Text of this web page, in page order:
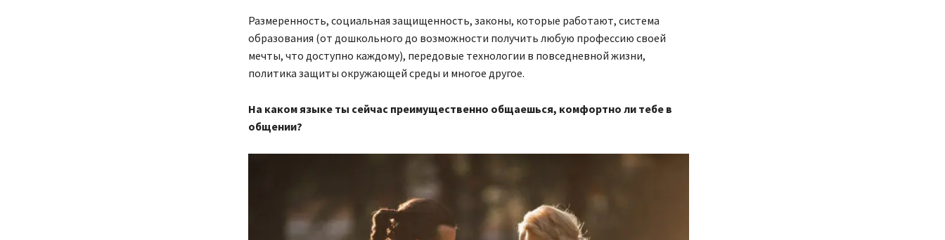
Размеренность, социальная защищенность, законы, которые работают, система
образования (от дошкольного до возможности получить любую профессию своей
мечты, что доступно каждому), передовые технологии в повседневной жизни,
политика защиты окружающей среды и многое другое.
На каком языке ты сейчас преимущественно общаешься, комфортно ли тебе в
общении?